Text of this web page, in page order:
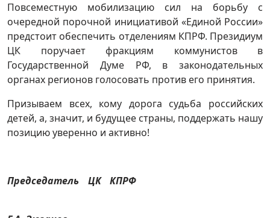
Повсеместную мобилизацию сил на борьбу с
очередной порочной инициативой «Единой России»
предстоит обеспечить отделениям КПРФ. Президиум
ЦК поручает фракциям коммунистов в
Государственной Думе РФ, в законодательных
органах регионов голосовать против его принятия.
Призываем всех, кому дорога судьба российских
детей, а, значит, и будущее страны, поддержать нашу
позицию уверенно и активно!
Председатель ЦК КПРФ